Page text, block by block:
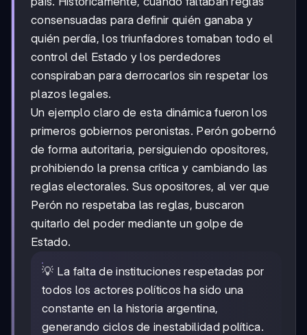
consensuadas para definir quién ganaba y
quién perdía, los triunfadores tomaban todo el
control del Estado y los perdedores
conspiraban para derrocarlos sin respetar los
plazos legales.
Un ejemplo claro de esta dinámica fueron los
primeros gobiernos peronistas. Perón gobernó
de forma autoritaria, persiguiendo opositores,
prohibiendo la prensa crítica y cambiando las
reglas electorales. Sus opositores, al ver que
Perón no respetaba las reglas, buscaron
quitarlo del poder mediante un golpe de
Estado.
💡 La falta de instituciones respetadas por
todos los actores políticos ha sido una
constante en la historia argentina,
generando ciclos de inestabilidad política.